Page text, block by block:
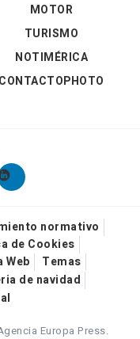
MOTOR
TURISMO
NOTIMÉRICA
CONTACTOPHOTO
normativo
de Cookies
Web
Temas
de navidad
Europa Press.